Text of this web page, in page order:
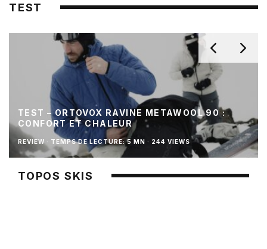
TEST
TEST – ORTOVOX RAVINE METAWOOL 90 :
CONFORT ET CHALEUR
REVIEW · TEMPS DE LECTURE: 5 MN · 244 VIEWS
TOPOS SKIS